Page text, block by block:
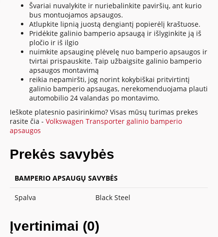
Švariai nuvalykite ir nuriebalinkite paviršių, ant kurio
bus montuojamos apsaugos.
Atlupkite lipnią juostą dengiantį popierėlį kraštuose.
Pridėkite galinio bamperio apsaugą ir išlyginkite ją iš
pločio ir iš ilgio
nuimkite apsauginę plėvelę nuo bamperio apsaugos ir
tvirtai prispauskite. Taip užbaigsite galinio bamperio
apsaugos montavimą
reikia nepamiršti, jog norint kokybiškai pritvirtintį
galinio bamperio apsaugas, nerekomenduojama plauti
automobilio 24 valandas po montavimo.
Ieškote platesnio pasirinkimo? Visas mūsų turimas prekes
rasite čia -Volkswagen Transporter galinio bamperio
apsaugos
Prekės savybės
BAMPERIO APSAUGŲ SAVYBĖS
Spalva Black Steel
Įvertinimai (0)